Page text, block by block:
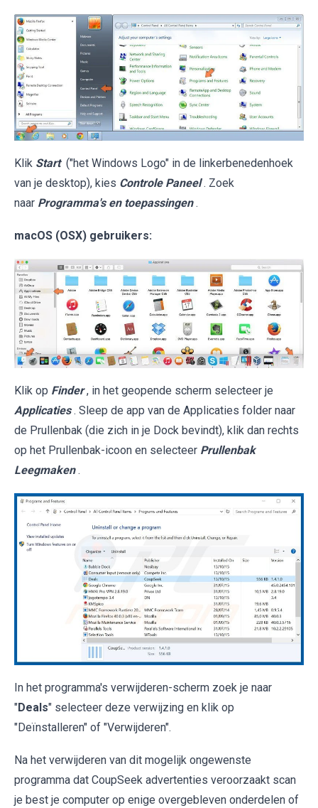
Klik Start ("het Windows Logo" in de linkerbenedenhoek
van je desktop), kies Controle Paneel . Zoek
naar Programma's en toepassingen .
macOS (OSX) gebruikers:
Klik op Finder , in het geopende scherm selecteer je
Applicaties . Sleep de app van de Applicaties folder naar
de Prullenbak (die zich in je Dock bevindt), klik dan rechts
op het Prullenbak-icoon en selecteer Prullenbak
Leegmaken .
In het programma's verwijderen-scherm zoek je naar
"Deals" selecteer deze verwijzing en klik op
"Deïnstalleren" of "Verwijderen".
Na het verwijderen van dit mogelijk ongewenste
programma dat CoupSeek advertenties veroorzaakt scan
je best je computer op enige overgebleven onderdelen of